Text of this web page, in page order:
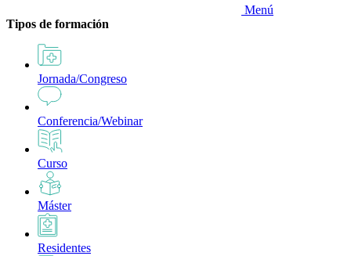
Menú
Tipos de formación
Jornada/Congreso
Conferencia/Webinar
Curso
Máster
Residentes